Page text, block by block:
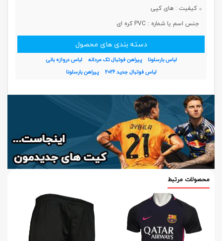
کیفیت : های کپی
جنس اسم یا شماره : PVC کره ای
دسته بندی های محصول
لباس بارسلونا پیراهن فوتبال تک مردانه
لباس دروازه بانی
لباس فوتبال جدید 2026
پیراهن بارسلونا
محصولات مرتبط